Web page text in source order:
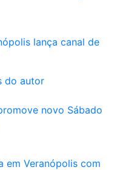
lança canal de
do autor
novo Sábado
em Veranópolis com